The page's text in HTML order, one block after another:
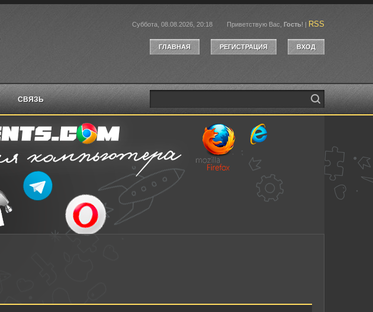
Суббота, 08.08.2026, 20:18 Приветствую Вас Гость! | RSS
ГЛАВНАЯ РЕГИСТРАЦИЯ ВХОД
СВЯЗЬ